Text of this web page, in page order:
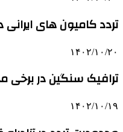
تردد کامیون های ایرانی
۱۴۰۲/۱۰/۲۰
ترافیک سنگین در
۱۴۰۲/۱۰/۱۹